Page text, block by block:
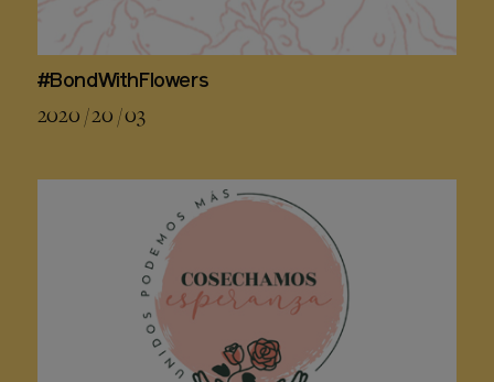
#BondWithFlowers
2020 / 20 / 03